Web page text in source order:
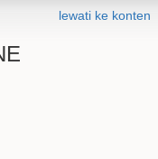
lewati ke konten